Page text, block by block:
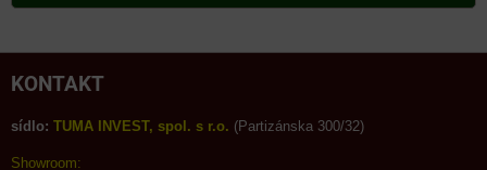
KONTAKT
sídlo: TUMA INVEST, spol. s r.o. (Partizánska 300/32)
Showroom: